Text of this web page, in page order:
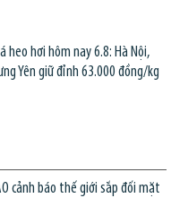
heo hơi hôm nay 6.8: Hà Nội,
Yên giữ đỉnh 63.000 đồng/kg
cảnh báo thế giới sắp đối mặt